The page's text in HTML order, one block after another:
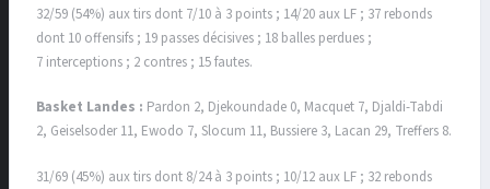
32/59 (54%) aux tirs dont 7/10 à 3 points ; 14/20 aux LF ; 37 rebonds
dont 10 offensifs ; 19 passes décisives ; 18 balles perdues ;
7 interceptions ; 2 contres ; 15 fautes.
Basket Landes : Pardon 2, Djekoundade 0, Macquet 7, Djaldi-Tabdi
2, Geiselsoder 11, Ewodo 7, Slocum 11, Bussiere 3, Lacan 29, Treffers 8.
31/69 (45%) aux tirs dont 8/24 à 3 points ; 10/12 aux LF ; 32 rebonds